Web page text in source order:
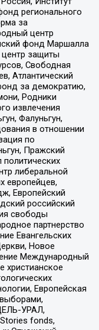
регионального
за
центр
фонд Маршалла
защиты
Свободная
Атлантический
за демократию,
Родники
извлечения
Фалуньгун,
в отношении
по
Пражский
либеральной
европейцев,
Европейский
российский
свободы
партнерство
Евангельских
Новое
Международный
Европейская
УРАЛ,
fonds,